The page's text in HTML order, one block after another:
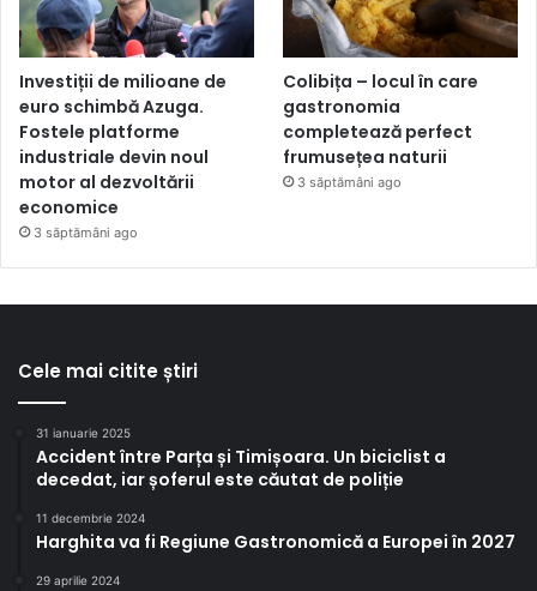
Investiții de milioane de
euro schimbă Azuga.
Fostele platforme
industriale devin noul
motor al dezvoltării
economice
3 săptămâni ago
Colibița – locul în care
gastronomia
completează perfect
frumusețea naturii
3 săptămâni ago
Cele mai citite știri
31 ianuarie 2025
Accident între Parța și Timișoara. Un biciclist a
decedat, iar șoferul este căutat de poliție
11 decembrie 2024
Harghita va fi Regiune Gastronomică a Europei în 2027
29 aprilie 2024